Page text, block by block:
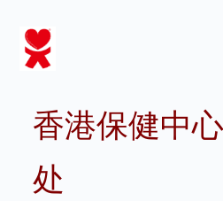
香港保健中
处